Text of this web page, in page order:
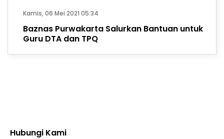
Kamis, 06 Mei 2021 05:34
Baznas Purwakarta Salurkan Bantuan untuk
Guru DTA dan TPQ
Hubungi Kami